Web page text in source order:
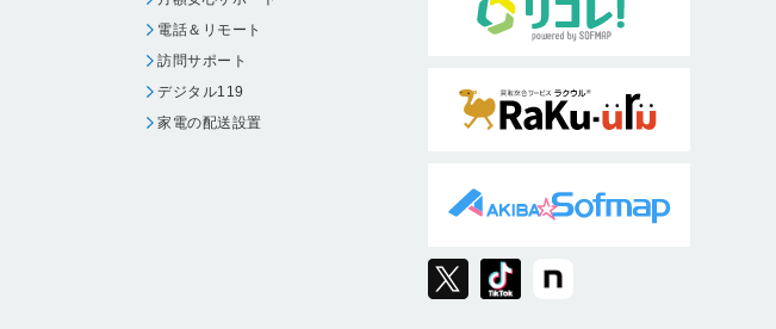
電話＆リモート
訪問サポート
デジタル119
家電の配送設置